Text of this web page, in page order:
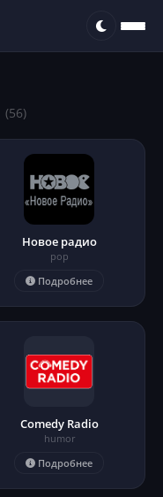
(56)
Новое радио
pop
Подробнее
Comedy Radio
humor
Подробнее